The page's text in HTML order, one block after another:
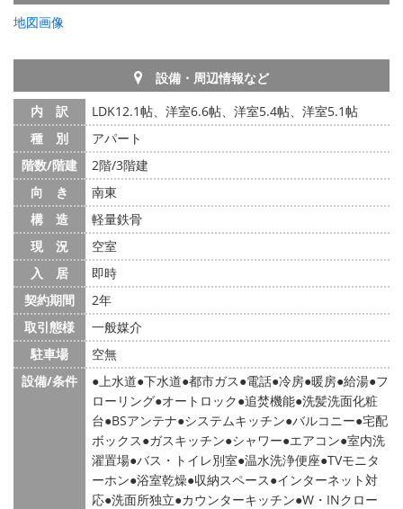
地図画像
設備・周辺情報など
内 訳
LDK12.1帖、洋室6.6帖、洋室5.4帖、洋室5.1帖
種 別
アパート
階数/階建
2階/3階建
向 き
南東
構 造
軽量鉄骨
現 況
空室
入 居
即時
契約期間
2年
取引態様
一般媒介
駐車場
空無
設備/条件
上水道 下水道 都市ガス 電話 冷房 暖房 給湯 フ
ローリング オートロック 追焚機能 洗髪洗面化粧
台 BSアンテナ システムキッチン バルコニー 宅配
ボックス ガスキッチン シャワー エアコン 室内洗
濯置場 バス・トイレ別室 温水洗浄便座 TVモニタ
ーホン 浴室乾燥 収納スペース インターネット対
応 洗面所独立 カウンターキッチン W・INクロー